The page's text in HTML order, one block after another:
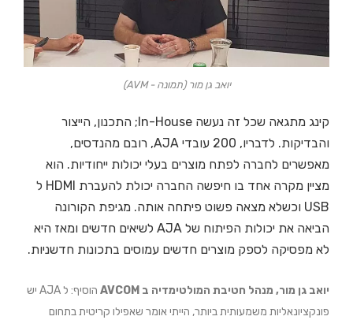
יואב גן מור (תמונה - AVM)
קינג מתגאה שכל זה נעשה In-House; התכנון, הייצור
והבדיקות. לדבריו, 200 עובדי AJA, רובם מהנדסים,
מאפשרים לחברה לפתח מוצרים בעלי יכולות ייחודיות. הוא
מציין מקרה אחד בו חיפשה החברה יכולת להעברת HDMI ל
USB וכשלא מצאה פשוט פיתחה אותה. מגיפת הקורונה
הביאה את יכולות הפיתוח של AJA לשיאים חדשים ומאז היא
לא מפסיקה לספק מוצרים חדשים עמוסים בתכונות חדשניות.
יואב גן מור, מנהל חטיבת המולטימדיה ב AVCOM
הוסיף: ל AJA יש
פונקציונאליות משמעותית ביותר, הייתי אומר שאפילו קריטית בתחום